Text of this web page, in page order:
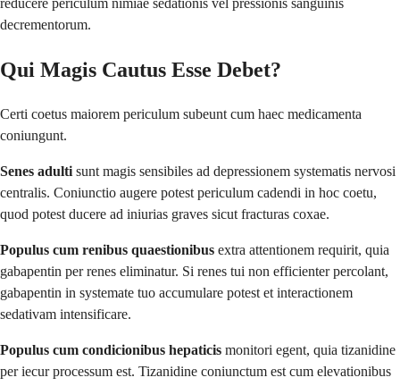
reducere periculum nimiae sedationis vel pressionis sanguinis
decrementorum.
Qui Magis Cautus Esse Debet?
Certi coetus maiorem periculum subeunt cum haec medicamenta
coniungunt.
Senes adulti sunt magis sensibiles ad depressionem systematis nervosi
centralis. Coniunctio augere potest periculum cadendi in hoc coetu,
quod potest ducere ad iniurias graves sicut fracturas coxae.
Populus cum renibus quaestionibus extra attentionem requirit, quia
gabapentin per renes eliminatur. Si renes tui non efficienter percolant,
gabapentin in systemate tuo accumulare potest et interactionem
sedativam intensificare.
Populus cum condicionibus hepaticis monitori egent, quia tizanidine
per iecur processum est. Tizanidine coniunctum est cum elevationibus